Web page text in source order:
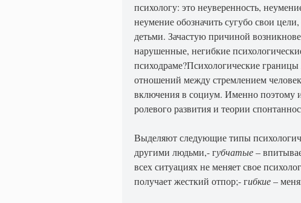
психологу: это неуверенность,
неумение обозначить сугубо свои
детьми. Зачастую причиной
нарушенные, негибкие
психодраме?Психологические
отношений между стремлением
включения в социум. Именно поэтому
ролевого рaзвития и теории
Выделяют следующие типы
другими людьми,- губчатые–
всех ситуациях не меняет свое
получает жесткий отпор;- гибкие–